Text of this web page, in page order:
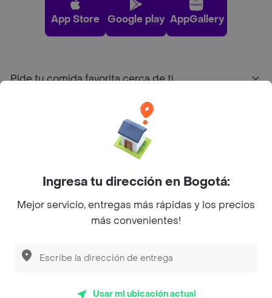
App Store Google play AppGallery
Pide tu comida favorita cerca de ti
Sobre Rappi
Facebook
Twitter
Instagram
©2026Rappi Inc. All rights reserved.
Ingresa tu dirección en Bogotá:
Mejor servicio, entregas más rápidas y los precios
más convenientes!
Usar mi ubicación actual